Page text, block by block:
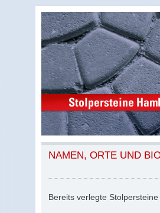
NAMEN, ORTE UND
Bereits verlegte Stolpersteine